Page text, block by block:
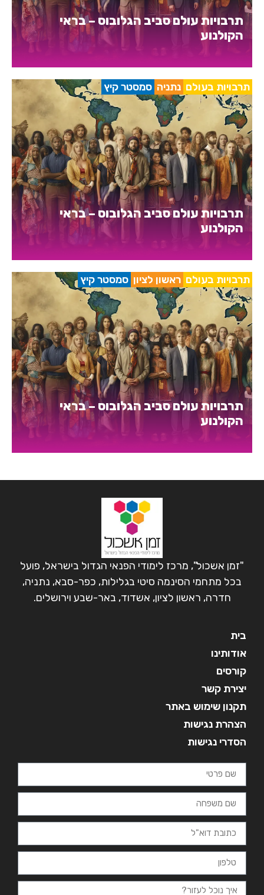
תרבויות עולם סביב הגלובוס – בראי
הקולנוע
תרבויות בעולם נתניה סמסטר קיץ
תרבויות עולם סביב הגלובוס – בראי
הקולנוע
תרבויות בעולם ראשון לציון סמסטר קיץ
תרבויות עולם סביב הגלובוס – בראי
הקולנוע
"זמן אשכול", מרכז לימודי הפנאי הגדול בישראל, פועל
בכל מתחמי הסינמה סיטי בגלילות, כפר-סבא, נתניה,
חדרה, ראשון לציון, אשדוד, באר-שבע וירושלים.
בית
אודותינו
קורסים
יצירת קשר
תקנון שימוש באתר
הצהרת נגישות
הסדרי נגישות